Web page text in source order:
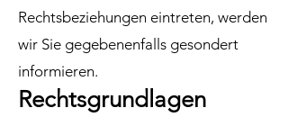
Rechtsbeziehungen eintreten, werden
wir Sie gegebenenfalls gesondert
informieren.
Rechtsgrundlagen